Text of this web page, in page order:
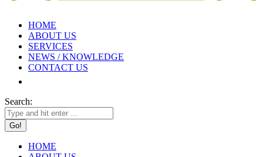
HOME
ABOUT US
SERVICES
NEWS / KNOWLEDGE
CONTACT US
Search:
HOME